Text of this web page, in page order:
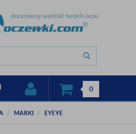
0
MARKI EYEYE